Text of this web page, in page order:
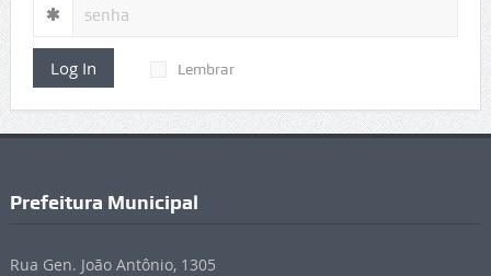
Log In Lembrar
Prefeitura Municipal
Rua Gen. João Antônio, 1305